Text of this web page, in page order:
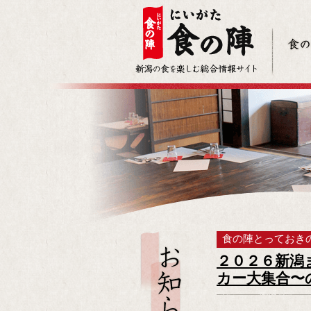
食の陣とっておき
２０２６新
カー大集合〜